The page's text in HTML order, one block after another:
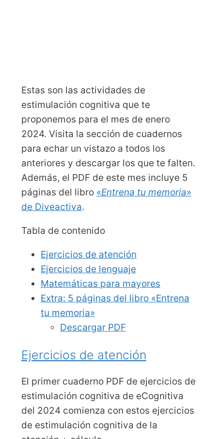
Estas son las actividades de
estimulación cognitiva que te
proponemos para el mes de enero
2024. Visita la sección de cuadernos
para echar un vistazo a todos los
anteriores y descargar los que te falten.
Además, el PDF de este mes incluye 5
páginas del libro «Entrena tu memoria»
de Diveactiva.
Tabla de contenido
Ejercicios de atención
Ejercicios de lenguaje
Matemáticas para mayores
Extra: 5 páginas del libro «Entrena
tu memoria»
Descargar PDF
Ejercicios de atención
El primer cuaderno PDF de ejercicios de
estimulación cognitiva de eCognitiva
del 2024 comienza con estos ejercicios
de estimulación cognitiva de la